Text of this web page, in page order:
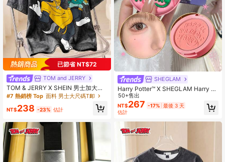
已節省 NT$72
TOM and JERRY
TOM & JERRY X SHEIN 男士加大码
休闲时尚街头卡通字母印花水洗短袖T
#7 熱銷榜 Top 面料 男士大尺碼T卹
NT$238 -23% 估計
SHEGLAM
Harry Potter™ X SHEGLAM Harry P
otter™ | Happee Birthdae Harry 腮紅
品牌美妝化妝品 適合女士與女孩
50+售出
NT$267 -17% 最後 3 天
估計